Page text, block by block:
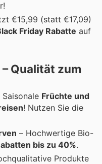
€15,99 (statt €17,09)
Friday Rabatte auf
Qualität zum
Saisonale Früchte und
! Nutzen Sie die
– Hochwertige Bio-
bis zu 40%.
Produkte